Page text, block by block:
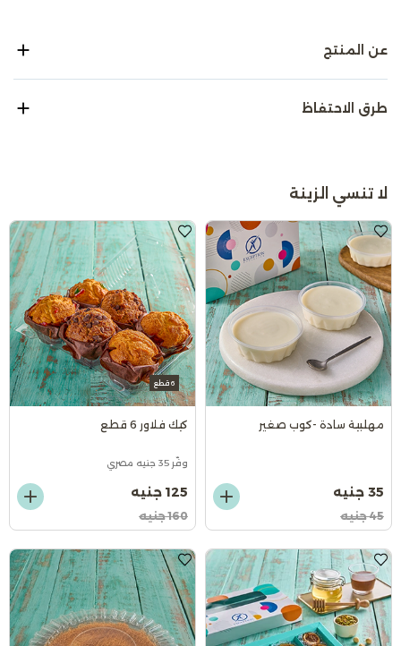
عن المنتج
طرق الاحتفاظ
لا تنسي الزينة
مهلبية سادة -كوب صغير
35 جنيه
45 جنيه
6 قطع
كيك فلاور 6 قطع
وفّر 35 جنيه مصري
125 جنيه
160 جنيه